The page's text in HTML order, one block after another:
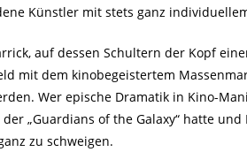
Künstler mit stets ganz
auf dessen Schultern der Kopf
mit dem kinobegeistertem
Wer epische Dramatik in Kino-
„Guardians of the Galaxy“ hatte
zu schweigen.